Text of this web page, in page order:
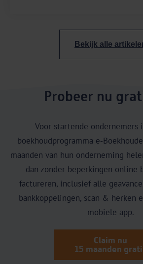
Bekijk alle
Probeer nu
Voor startende ondernemers
boekhoudprogramma
maanden van hun onderneming
dan zonder beperkingen online
factureren, inclusief alle
bankkoppelingen, scan & herken
mobiele app.
Claim nu
15 maanden